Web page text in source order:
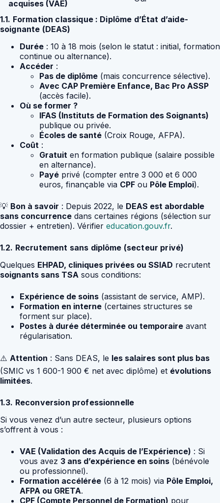
acquises (VAE)
1.1. Formation classique : Diplôme d’État d’aide-
soignante (DEAS)
Durée : 10 à 18 mois (selon le statut : initial, formation
continue ou alternance).
Accéder :
Pas de diplôme (mais concurrence sélective).
Avec CAP Première Enfance, Bac Pro ASSP
(accès facile).
Où se former ?
IFAS (Instituts de Formation des Soignants)
publique ou privée.
Écoles de santé (Croix Rouge, AFPA).
Coût :
Gratuit en formation publique (salaire possible
en alternance).
Payé privé (compter entre 3 000 et 6 000
euros, finançable via CPF ou Pôle Emploi).
💡 Bon à savoir : Depuis 2022, le DEAS est abordable
sans concurrence dans certaines régions (sélection sur
dossier + entretien). Vérifier education.gouv.fr.
1.2. Recrutement sans diplôme (secteur privé)
Quelques EHPAD, cliniques privées ou SSIAD recrutent
soignants sans TSA sous conditions:
Expérience de soins (assistant de service, AMP).
Formation en interne (certaines structures se
forment sur place).
Postes à durée déterminée ou temporaire avant
régularisation.
⚠️ Attention : Sans DEAS, le les salaires sont plus bas
(SMIC vs 1 600-1 900 € net avec diplôme) et évolutions
limitées.
1.3. Reconversion professionnelle
Si vous venez d’un autre secteur, plusieurs options
s’offrent à vous :
VAE (Validation des Acquis de l’Expérience) : Si
vous avez 3 ans d’expérience en soins (bénévole
ou professionnel).
Formation accélérée (6 à 12 mois) via Pôle Emploi,
AFPA ou GRETA.
CPF (Compte Personnel de Formation) pour